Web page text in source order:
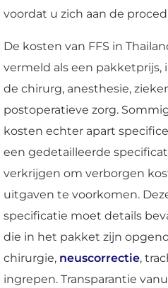
voordat u zich aan de
De kosten van FFS in
vermeld als een pakketprijs,
de chirurg, anesthesie,
postoperatieve zorg.
kosten echter apart
een gedetailleerde
verkrijgen om verborgen
uitgaven te voorkomen.
specificatie moet details
die in het pakket zijn
chirurgie, neuscorrectie,
ingrepen. Transparantie